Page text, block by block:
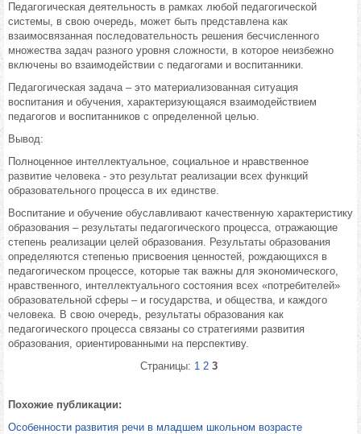
Педагогическая деятельность в рамках любой педагогической
системы, в свою очередь, может быть представлена как
взаимосвязанная последовательность решения бесчисленного
множества задач разного уровня сложности, в которое неизбежно
включены во взаимодействии с педагогами и воспитанники.
Педагогическая задача – это материализованная ситуация
воспитания и обучения, характеризующаяся взаимодействием
педагогов и воспитанников с определенной целью.
Вывод:
Полноценное интеллектуальное, социальное и нравственное
развитие человека - это результат реализации всех функций
образовательного процесса в их единстве.
Воспитание и обучение обуславливают качественную характеристику
образования – результаты педагогического процесса, отражающие
степень реализации целей образования. Результаты образования
определяются степенью присвоения ценностей, рождающихся в
педагогическом процессе, которые так важны для экономического,
нравственного, интеллектуального состояния всех «потребителей»
образовательной сферы – и государства, и общества, и каждого
человека. В свою очередь, результаты образования как
педагогического процесса связаны со стратегиями развития
образования, ориентированными на перспективу.
Страницы: 1 2 3
Похожие публикации:
Особенности развития речи в младшем школьном возрасте